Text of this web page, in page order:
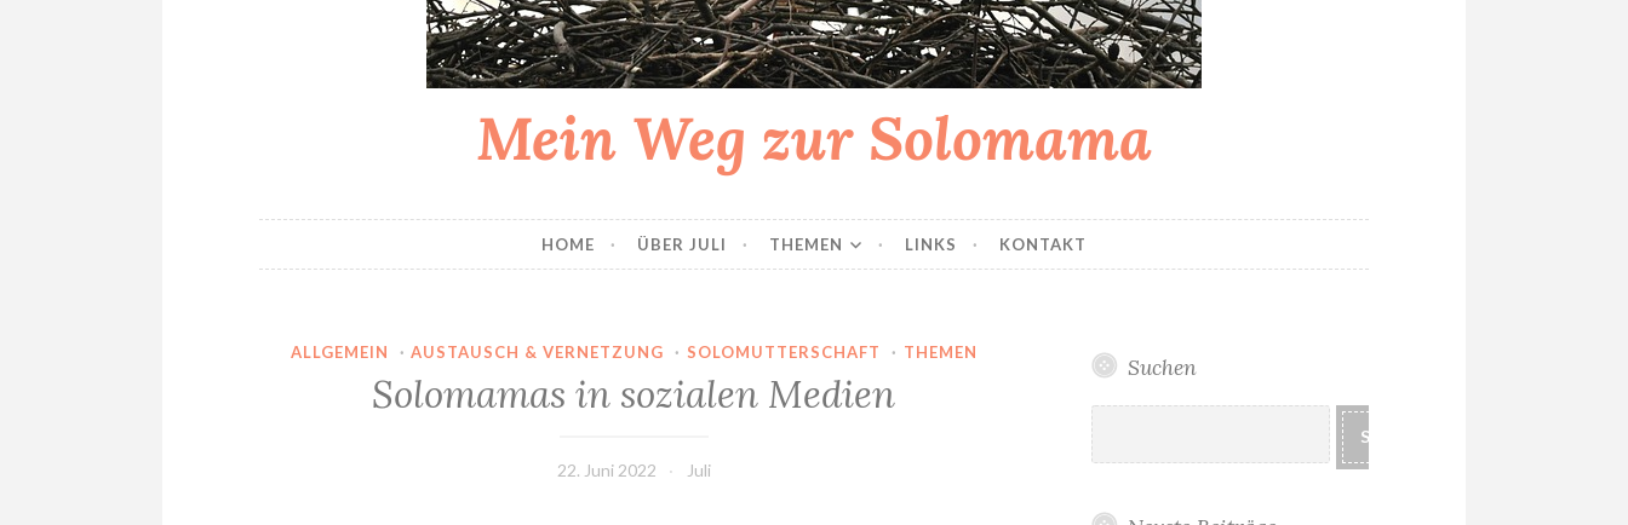
Mein Weg zur Solomama
HOME ÜBER JULI THEMEN LINKS KONTAKT
ALLGEMEIN · AUSTAUSCH & VERNETZUNG · SOLOMUTTERSCHAFT · THEMEN
Solomamas in sozialen Medien
22. Juni 2022 Juli
Suchen
SUCHEN